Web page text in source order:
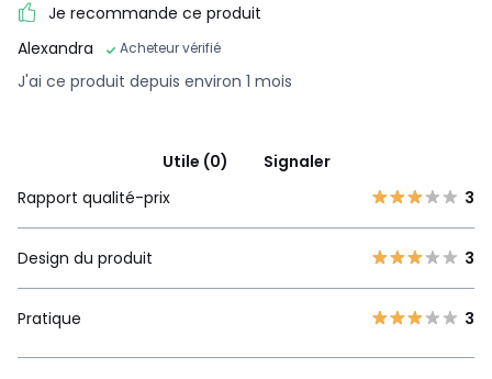
Je recommande ce produit
Alexandra
Acheteur vérifié
J'ai ce produit depuis environ 1 mois
Utile (0)
Signaler
Rapport qualité-prix
3
Design du produit 3
Pratique 3